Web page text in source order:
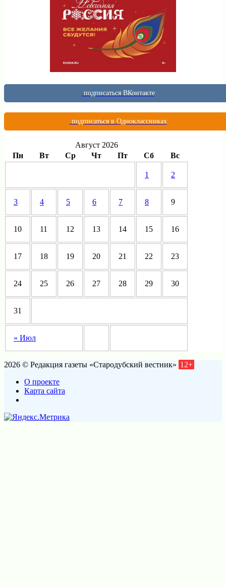
подписаться ВКонтакте
подписаться в Одноклассниках
Август 2026
Пн
Вт Ср Чт Пт Сб Вс
« Июл
1 2
3 4 5 6 7 8 9
10 11 12 13 14 15 16
17 18 19 20 21 22 23
24 25 26 27 28 29 30
31
2026 © Редакция газеты «Стародубский вестник» 12+
О проекте
Карта сайта